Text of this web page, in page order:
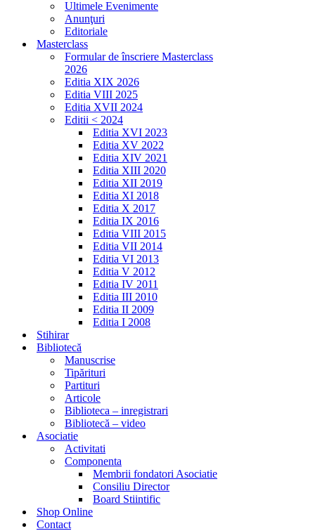
Ultimele Evenimente
Anunţuri
Editoriale
Masterclass
Formular de înscriere Masterclass
2026
Editia XIX 2026
Editia VIII 2025
Editia XVII 2024
Editii < 2024
Editia XVI 2023
Editia XV 2022
Editia XIV 2021
Editia XIII 2020
Editia XII 2019
Editia XI 2018
Editia X 2017
Editia IX 2016
Editia VIII 2015
Editia VII 2014
Editia VI 2013
Editia V 2012
Editia IV 2011
Editia III 2010
Editia II 2009
Editia I 2008
Stihirar
Bibliotecă
Manuscrise
Tipărituri
Partituri
Articole
Biblioteca – inregistrari
Bibliotecă – video
Asociatie
Activitati
Componenta
Membrii fondatori Asociatie
Consiliu Director
Board Stiintific
Shop Online
Contact